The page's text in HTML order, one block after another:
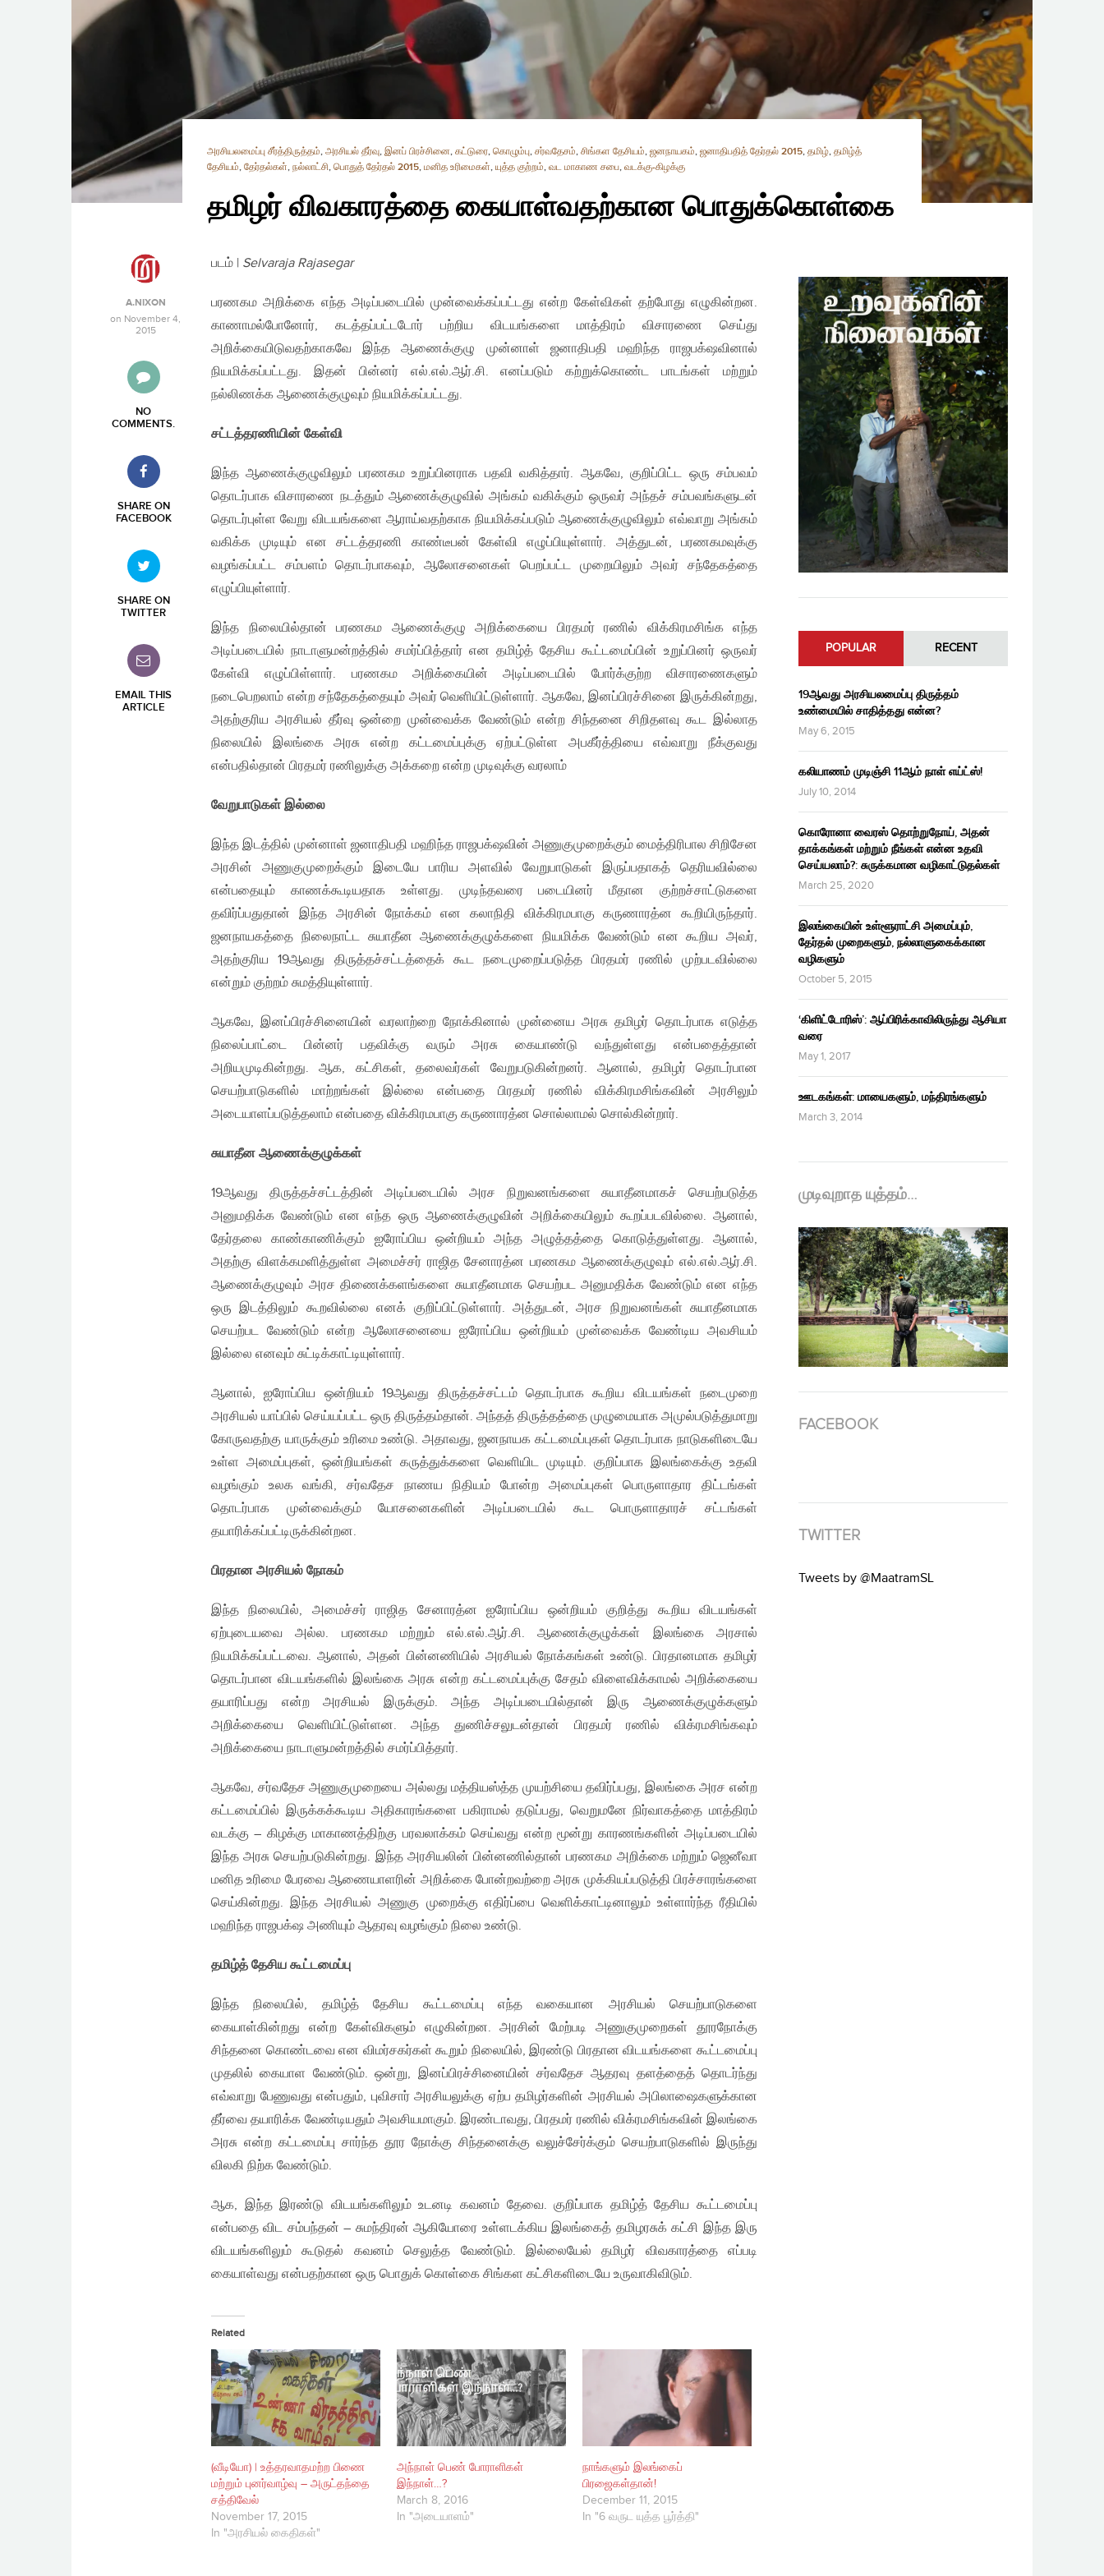
அரசியலமைப்பு சீர்த்திருத்தம், அரசியல் தீர்வு, இனப் பிரச்சினை, கட்டுரை, கொழும்பு, சர்வதேசம், சிங்கள தேசியம், ஜனநாயகம், ஜனாதிபதித் தேர்தல் 2015, தமிழ், தமிழ்த்
தேசியம், தேர்தல்கள், நல்லாட்சி, பொதுத் தேர்தல் 2015, மனித உரிமைகள், யுத்த குற்றம், வட மாகாண சபை, வடக்கு-கிழக்கு
தமிழர் விவகாரத்தை கையாள்வதற்கான பொதுக்கொள்கை
A.NIXON
on November 4,
2015
NO
COMMENTS.
SHARE ON
FACEBOOK
SHARE ON
TWITTER
EMAIL THIS
ARTICLE
படம் | Selvaraja Rajasegar
பரணகம அறிக்கை எந்த அடிப்படையில் முன்வைக்கப்பட்டது என்ற கேள்விகள் தற்போது எழுகின்றன.
காணாமல்போனோர், கடத்தப்பட்டடோர் பற்றிய விடயங்களை மாத்திரம் விசாரணை செய்து
அறிக்கையிடுவதற்காகவே இந்த ஆணைக்குழு முன்னாள் ஜனாதிபதி மஹிந்த ராஜபக்‌ஷவினால்
நியமிக்கப்பட்டது. இதன் பின்னர் எல்.எல்.ஆர்.சி. எனப்படும் கற்றுக்கொண்ட பாடங்கள் மற்றும்
நல்லிணக்க ஆணைக்குழுவும் நியமிக்கப்பட்டது.
சட்டத்தரணியின் கேள்வி
இந்த ஆணைக்குழுவிலும் பரணகம உறுப்பினராக பதவி வகித்தார். ஆகவே, குறிப்பிட்ட ஒரு சம்பவம்
தொடர்பாக விசாரணை நடத்தும் ஆணைக்குழுவில் அங்கம் வகிக்கும் ஒருவர் அந்தச் சம்பவங்களுடன்
தொடர்புள்ள வேறு விடயங்களை ஆராய்வதற்காக நியமிக்கப்படும் ஆணைக்குழுவிலும் எவ்வாறு அங்கம்
வகிக்க முடியும் என சட்டத்தரணி காண்டீபன் கேள்வி எழுப்பியுள்ளார். அத்துடன், பரணகமவுக்கு
வழங்கப்பட்ட சம்பளம் தொடர்பாகவும், ஆலோசனைகள் பெறப்பட்ட முறையிலும் அவர் சந்தேகத்தை
எழுப்பியுள்ளார்.
இந்த நிலையில்தான் பரணகம ஆணைக்குழு அறிக்கையை பிரதமர் ரணில் விக்கிரமசிங்க எந்த
அடிப்படையில் நாடாளுமன்றத்தில் சமர்ப்பித்தார் என தமிழ்த் தேசிய கூட்டமைப்பின் உறுப்பினர் ஒருவர்
கேள்வி எழுப்பிள்ளார். பரணகம அறிக்கையின் அடிப்படையில் போர்க்குற்ற விசாரணைகளும்
நடைபெறலாம் என்ற சந்தேகத்தையும் அவர் வெளியிட்டுள்ளார். ஆகவே, இனப்பிரச்சினை இருக்கின்றது,
அதற்குரிய அரசியல் தீர்வு ஒன்றை முன்வைக்க வேண்டும் என்ற சிந்தனை சிறிதளவு கூட இல்லாத
நிலையில் இலங்கை அரசு என்ற கட்டமைப்புக்கு ஏற்பட்டுள்ள அபகீர்த்தியை எவ்வாறு நீக்குவது
என்பதில்தான் பிரதமர் ரணிலுக்கு அக்கறை என்ற முடிவுக்கு வரலாம்
வேறுபாடுகள் இல்லை
இந்த இடத்தில் முன்னாள் ஜனாதிபதி மஹிந்த ராஜபக்‌ஷவின் அணுகுமுறைக்கும் மைத்திரிபால சிறிசேன
அரசின் அணுகுமுறைக்கும் இடையே பாரிய அளவில் வேறுபாடுகள் இருப்பதாகத் தெரியவில்லை
என்பதையும் காணக்கூடியதாக உள்ளது. முடிந்தவரை படையினர் மீதான குற்றச்சாட்டுகளை
தவிர்ப்பதுதான் இந்த அரசின் நோக்கம் என கலாநிதி விக்கிரமபாகு கருணாரத்ன கூறியிருந்தார்.
ஜனநாயகத்தை நிலைநாட்ட சுயாதீன ஆணைக்குழுக்களை நியமிக்க வேண்டும் என கூறிய அவர்,
அதற்குரிய 19ஆவது திருத்தச்சட்டத்தைக் கூட நடைமுறைப்படுத்த பிரதமர் ரணில் முற்படவில்லை
என்றும் குற்றம் சுமத்தியுள்ளார்.
ஆகவே, இனப்பிரச்சினையின் வரலாற்றை நோக்கினால் முன்னைய அரசு தமிழர் தொடர்பாக எடுத்த
நிலைப்பாட்டை பின்னர் பதவிக்கு வரும் அரசு கையாண்டு வந்துள்ளது என்பதைத்தான்
அறியமுடிகின்றது. ஆக, கட்சிகள், தலைவர்கள் வேறுபடுகின்றனர். ஆனால், தமிழர் தொடர்பான
செயற்பாடுகளில் மாற்றங்கள் இல்லை என்பதை பிரதமர் ரணில் விக்கிரமசிங்கவின் அரசிலும்
அடையாளப்படுத்தலாம் என்பதை விக்கிரமபாகு கருணாரத்ன சொல்லாமல் சொல்கின்றார்.
சுயாதீன ஆணைக்குழுக்கள்
19ஆவது திருத்தச்சட்டத்தின் அடிப்படையில் அரச நிறுவனங்களை சுயாதீனமாகச் செயற்படுத்த
அனுமதிக்க வேண்டும் என எந்த ஒரு ஆணைக்குழுவின் அறிக்கையிலும் கூறப்படவில்லை. ஆனால்,
தேர்தலை காண்காணிக்கும் ஐரோப்பிய ஒன்றியம் அந்த அழுத்தத்தை கொடுத்துள்ளது. ஆனால்,
அதற்கு விளக்கமளித்துள்ள அமைச்சர் ராஜித சேனாரத்ன பரணகம ஆணைக்குழுவும் எல்.எல்.ஆர்.சி.
ஆணைக்குழுவும் அரச திணைக்களங்களை சுயாதீனமாக செயற்பட அனுமதிக்க வேண்டும் என எந்த
ஒரு இடத்திலும் கூறவில்லை எனக் குறிப்பிட்டுள்ளார். அத்துடன், அரச நிறுவனங்கள் சுயாதீனமாக
செயற்பட வேண்டும் என்ற ஆலோசனையை ஐரோப்பிய ஒன்றியம் முன்வைக்க வேண்டிய அவசியம்
இல்லை எனவும் சுட்டிக்காட்டியுள்ளார்.
ஆனால், ஐரோப்பிய ஒன்றியம் 19ஆவது திருத்தச்சட்டம் தொடர்பாக கூறிய விடயங்கள் நடைமுறை
அரசியல் யாப்பில் செய்யப்பட்ட ஒரு திருத்தம்தான். அந்தத் திருத்தத்தை முழுமையாக அமுல்படுத்துமாறு
கோருவதற்கு யாருக்கும் உரிமை உண்டு. அதாவது, ஜனநாயக கட்டமைப்புகள் தொடர்பாக நாடுகளிடையே
உள்ள அமைப்புகள், ஒன்றியங்கள் கருத்துக்களை வெளியிட முடியும். குறிப்பாக இலங்கைக்கு உதவி
வழங்கும் உலக வங்கி, சர்வதேச நாணய நிதியம் போன்ற அமைப்புகள் பொருளாதார திட்டங்கள்
தொடர்பாக முன்வைக்கும் யோசனைகளின் அடிப்படையில் கூட பொருளாதாரச் சட்டங்கள்
தயாரிக்கப்பட்டிருக்கின்றன.
பிரதான அரசியல் நோகம்
இந்த நிலையில், அமைச்சர் ராஜித சேனாரத்ன ஐரோப்பிய ஒன்றியம் குறித்து கூறிய விடயங்கள்
ஏற்புடையவை அல்ல. பரணகம மற்றும் எல்.எல்.ஆர்.சி. ஆணைக்குழுக்கள் இலங்கை அரசால்
நியமிக்கப்பட்டவை. ஆனால், அதன் பின்னணியில் அரசியல் நோக்கங்கள் உண்டு. பிரதானமாக தமிழர்
தொடர்பான விடயங்களில் இலங்கை அரசு என்ற கட்டமைப்புக்கு சேதம் விளைவிக்காமல் அறிக்கையை
தயாரிப்பது என்ற அரசியல் இருக்கும். அந்த அடிப்படையில்தான் இரு ஆணைக்குழுக்களும்
அறிக்கையை வெளியிட்டுள்ளன. அந்த துணிச்சலுடன்தான் பிரதமர் ரணில் விக்ரமசிங்கவும்
அறிக்கையை நாடாளுமன்றத்தில் சமர்ப்பித்தார்.
ஆகவே, சர்வதேச அணுகுமுறையை அல்லது மத்தியஸ்த்த முயற்சியை தவிர்ப்பது, இலங்கை அரச என்ற
கட்டமைப்பில் இருக்கக்கூடிய அதிகாரங்களை பகிராமல் தடுப்பது, வெறுமனே நிர்வாகத்தை மாத்திரம்
வடக்கு – கிழக்கு மாகாணத்திற்கு பரவலாக்கம் செய்வது என்ற மூன்று காரணங்களின் அடிப்படையில்
இந்த அரசு செயற்படுகின்றது. இந்த அரசியலின் பின்னணில்தான் பரணகம அறிக்கை மற்றும் ஜெனீவா
மனித உரிமை பேரவை ஆணையாளரின் அறிக்கை போன்றவற்றை அரசு முக்கியப்படுத்தி பிரச்சாரங்களை
செய்கின்றது. இந்த அரசியல் அணுகு முறைக்கு எதிர்ப்பை வெளிக்காட்டினாலும் உள்ளார்ந்த ரீதியில்
மஹிந்த ராஜபக்‌ஷ அணியும் ஆதரவு வழங்கும் நிலை உண்டு.
தமிழ்த் தேசிய கூட்டமைப்பு
இந்த நிலையில், தமிழ்த் தேசிய கூட்டமைப்பு எந்த வகையான அரசியல் செயற்பாடுகளை
கையாள்கின்றது என்ற கேள்விகளும் எழுகின்றன. அரசின் மேற்படி அணுகுமுறைகள் தூரநோக்கு
சிந்தனை கொண்டவை என விமர்சகர்கள் கூறும் நிலையில், இரண்டு பிரதான விடயங்களை கூட்டமைப்பு
முதலில் கையாள வேண்டும். ஒன்று, இனப்பிரச்சினையின் சர்வதேச ஆதரவு தளத்தைத் தொடர்ந்து
எவ்வாறு பேணுவது என்பதும், புவிசார் அரசியலுக்கு ஏற்ப தமிழர்களின் அரசியல் அபிலாஷைகளுக்கான
தீர்வை தயாரிக்க வேண்டியதும் அவசியமாகும். இரண்டாவது, பிரதமர் ரணில் விக்ரமசிங்கவின் இலங்கை
அரசு என்ற கட்டமைப்பு சார்ந்த தூர நோக்கு சிந்தனைக்கு வலுச்சேர்க்கும் செயற்பாடுகளில் இருந்து
விலகி நிற்க வேண்டும்.
ஆக, இந்த இரண்டு விடயங்களிலும் உடனடி கவனம் தேவை. குறிப்பாக தமிழ்த் தேசிய கூட்டமைப்பு
என்பதை விட சம்பந்தன் – சுமந்திரன் ஆகியோரை உள்ளடக்கிய இலங்கைத் தமிழரசுக் கட்சி இந்த இரு
விடயங்களிலும் கூடுதல் கவனம் செலுத்த வேண்டும். இல்லையேல் தமிழர் விவகாரத்தை எப்படி
கையாள்வது என்பதற்கான ஒரு பொதுக் கொள்கை சிங்கள கட்சிகளிடையே உருவாகிவிடும்.
Related
(வீடியோ) | உத்தரவாதமற்ற பிணை
மற்றும் புனர்வாழ்வு – அருட்தந்தை
சத்திவேல்
November 17, 2015
In "அரசியல் கைதிகள்"
அந்நாள் பெண் போராளிகள்
இந்நாள்…?
March 8, 2016
In "அடையாளம்"
நாங்களும் இலங்கைப்
பிரஜைகள்தான்!
December 11, 2015
In "6 வருட யுத்த பூர்த்தி"
POPULAR RECENT
19ஆவது அரசியலமைப்பு திருத்தம்
உண்மையில் சாதித்தது என்ன?
May 6, 2015
கலியாணம் முடிஞ்சி 11ஆம் நாள் எய்ட்ஸ்!
July 10, 2014
கொரோனா வைரஸ் தொற்றுநோய், அதன்
தாக்கங்கள் மற்றும் நீங்கள் என்ன உதவி
செய்யலாம்?: சுருக்கமான வழிகாட்டுதல்கள்
March 25, 2020
இலங்கையின் உள்ளூராட்சி அமைப்பும்,
தேர்தல் முறைகளும், நல்லாளுகைக்கான
வழிகளும்
October 5, 2015
‘கிளிட்டோரிஸ்’: ஆப்பிரிக்காவிலிருந்து ஆசியா
வரை
May 1, 2017
ஊடகங்கள்: மாயைகளும், மந்திரங்களும்
March 3, 2014
முடிவுறாத யுத்தம்…
FACEBOOK
TWITTER
Tweets by @MaatramSL